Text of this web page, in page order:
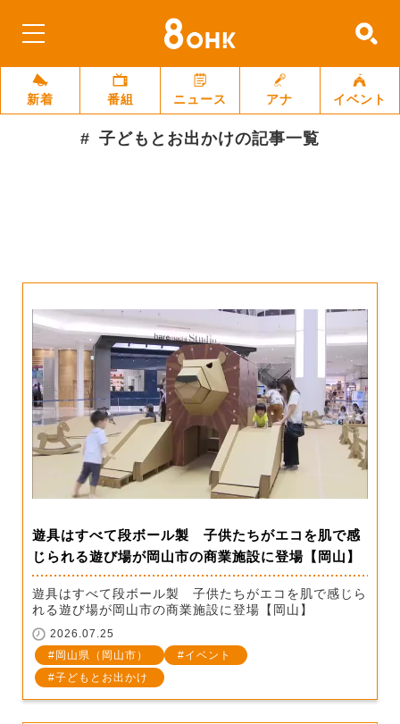
新着 番組 ニュース アナ イベント
子どもとお出かけの記事一覧
遊具はすべて段ボール製 子供たちがエコを肌で感
じられる遊び場が岡山市の商業施設に登場【岡山】
遊具はすべて段ボール製 子供たちがエコを肌で感じら
れる遊び場が岡山市の商業施設に登場【岡山】
2026.07.25
岡山県（岡山市）
イベント
子どもとお出かけ